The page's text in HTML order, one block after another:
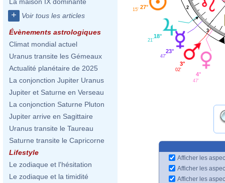
+ Voir tous les articles
Évènements astrologiques
Climat mondial actuel
Uranus transite les Gémeaux
Actualité planétaire de 2025
La conjonction Jupiter Uranus
Jupiter et Saturne en Verseau
La conjonction Saturne Pluton
Jupiter arrive en Sagittaire
Uranus transite le Taureau
Saturne transite le Capricorne
Lifestyle
Le zodiaque et l'hésitation
Le zodiaque et la timidité
2
3
27°
15'
18°
21'
23°
47'
3°
02'
4°
47'
Afficher les
Afficher les
Afficher les